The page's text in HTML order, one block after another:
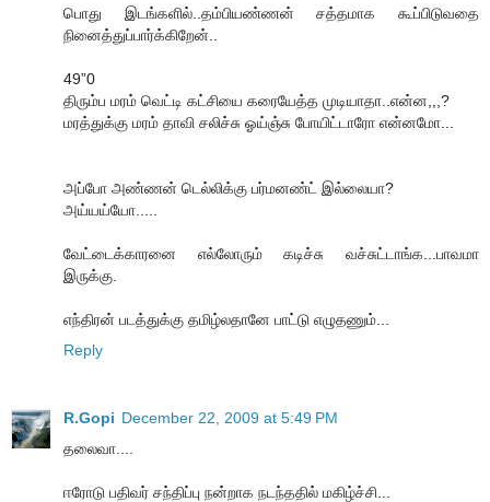
பொது இடங்களில்..தம்பியண்ணன் சத்தமாக கூப்பிடுவதை
நினைத்துப்பார்க்கிறேன்..
49”0
திரும்ப மரம் வெட்டி கட்சியை கரையேத்த முடியாதா..என்ன,,,?
மரத்துக்கு மரம் தாவி சலிச்சு ஓய்ஞ்சு போயிட்டாரோ என்னமோ...
அப்போ அண்ணன் டெல்லிக்கு பர்மனண்ட் இல்லையா?
அய்யய்யோ.....
வேட்டைக்காரனை எல்லோரும் கடிச்சு வச்சுட்டாங்க...பாவமா
இருக்கு.
எந்திரன் படத்துக்கு தமிழ்லதானே பாட்டு எழுதணும்...
Reply
R.Gopi December 22, 2009 at 5:49 PM
தலைவா....
ஈரோடு பதிவர் சந்திப்பு நன்றாக நடந்ததில் மகிழ்ச்சி...